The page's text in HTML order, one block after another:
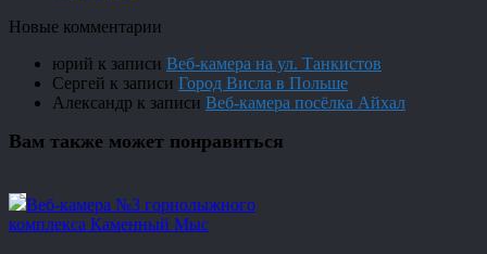
Новые комментарии
юрий к записи Веб-камера на ул. Танкистов
Сергей к записи Город Висла в Польше
Александр к записи Веб-камера посёлка Айхал
Вам также может понравиться
Веб-камера №3 горнолыжного
комплекса Каменный Мыс